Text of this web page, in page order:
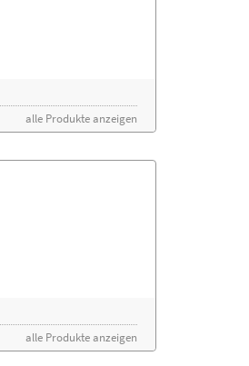
alle Produkte anzeigen
alle Produkte anzeigen